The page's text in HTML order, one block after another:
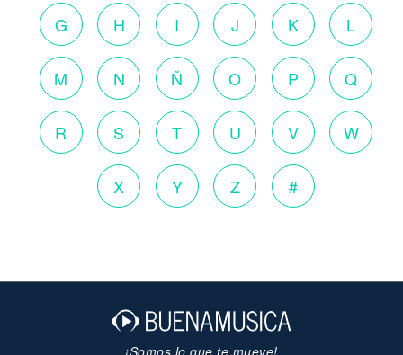
G H I J K L
M N Ñ O P Q
R S T U V W
X Y Z #
¡Somos lo que te mueve!